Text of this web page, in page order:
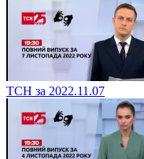
ТСН за 2022.11.07